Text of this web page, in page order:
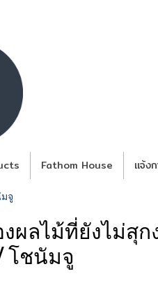
Fathom House แจ้ง
จู
ผลไม้ที่ยังไม่สุ
โชนัมจู